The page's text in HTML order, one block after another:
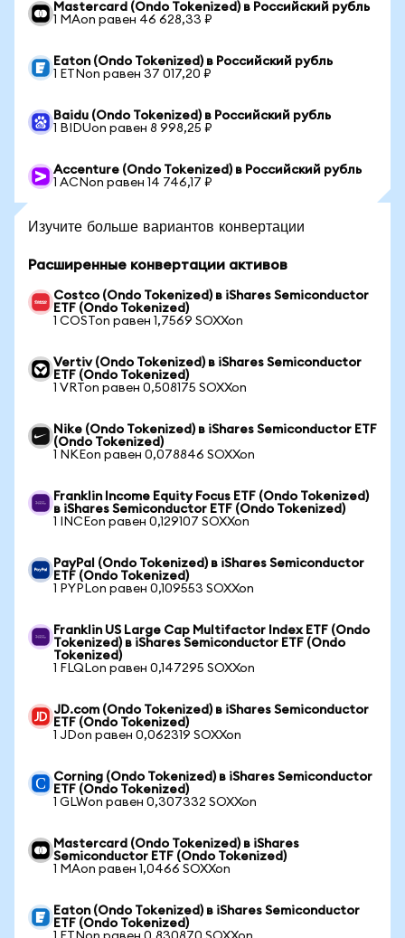
Mastercard (Ondo Tokenized) в Российский рубль
1 MAon равен 46 628,33 ₽
Eaton (Ondo Tokenized) в Российский рубль
1 ETNon равен 37 017,20 ₽
Baidu (Ondo Tokenized) в Российский рубль
1 BIDUon равен 8 998,25 ₽
Accenture (Ondo Tokenized) в Российский рубль
1 ACNon равен 14 746,17 ₽
Изучите больше вариантов конвертации
Расширенные конвертации активов
Costco (Ondo Tokenized) в iShares Semiconductor
ETF (Ondo Tokenized)
1 COSTon равен 1,7569 SOXXon
Vertiv (Ondo Tokenized) в iShares Semiconductor
ETF (Ondo Tokenized)
1 VRTon равен 0,508175 SOXXon
Nike (Ondo Tokenized) в iShares Semiconductor ETF
(Ondo Tokenized)
1 NKEon равен 0,078846 SOXXon
Franklin Income Equity Focus ETF (Ondo Tokenized)
в iShares Semiconductor ETF (Ondo Tokenized)
1 INCEon равен 0,129107 SOXXon
PayPal (Ondo Tokenized) в iShares Semiconductor
ETF (Ondo Tokenized)
1 PYPLon равен 0,109553 SOXXon
Franklin US Large Cap Multifactor Index ETF (Ondo
Tokenized) в iShares Semiconductor ETF (Ondo
Tokenized)
1 FLQLon равен 0,147295 SOXXon
JD.com (Ondo Tokenized) в iShares Semiconductor
ETF (Ondo Tokenized)
1 JDon равен 0,062319 SOXXon
Corning (Ondo Tokenized) в iShares Semiconductor
ETF (Ondo Tokenized)
1 GLWon равен 0,307332 SOXXon
Mastercard (Ondo Tokenized) в iShares
Semiconductor ETF (Ondo Tokenized)
1 MAon равен 1,0466 SOXXon
Eaton (Ondo Tokenized) в iShares Semiconductor
ETF (Ondo Tokenized)